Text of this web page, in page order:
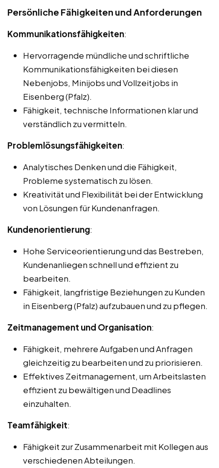
Persönliche Fähigkeiten und Anforderungen
Kommunikationsfähigkeiten:
Hervorragende mündliche und schriftliche
Kommunikationsfähigkeiten bei diesen
Nebenjobs, Minijobs und Vollzeitjobs in
Eisenberg (Pfalz).
Fähigkeit, technische Informationen klar und
verständlich zu vermitteln.
Problemlösungsfähigkeiten:
Analytisches Denken und die Fähigkeit,
Probleme systematisch zu lösen.
Kreativität und Flexibilität bei der Entwicklung
von Lösungen für Kundenanfragen.
Kundenorientierung:
Hohe Serviceorientierung und das Bestreben,
Kundenanliegen schnell und effizient zu
bearbeiten.
Fähigkeit, langfristige Beziehungen zu Kunden
in Eisenberg (Pfalz) aufzubauen und zu pflegen.
Zeitmanagement und Organisation:
Fähigkeit, mehrere Aufgaben und Anfragen
gleichzeitig zu bearbeiten und zu priorisieren.
Effektives Zeitmanagement, um Arbeitslasten
effizient zu bewältigen und Deadlines
einzuhalten.
Teamfähigkeit:
Fähigkeit zur Zusammenarbeit mit Kollegen aus
verschiedenen Abteilungen.